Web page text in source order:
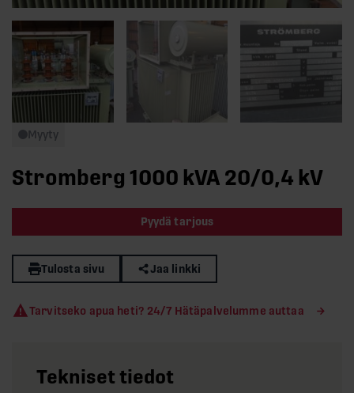
Myyty
Stromberg 1000 kVA 20/0,4 kV
Pyydä tarjous
Tulosta sivu Jaa linkki
Tarvitseko apua heti? 24/7 Hätäpalvelumme auttaa
Tekniset tiedot